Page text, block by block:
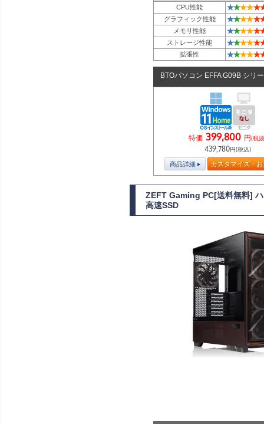
CPU性能
★★★★★
グラフィック性能 ★★★★★
メモリ性能 ★★★★★
ストレージ性能 ★★★★★
拡張性 ★★★★★
BTOパソコン EFFA G09B シリ
特価 399,800 円(税
439,780円(税込)
商品詳細 カスタマイズ・
ZEFT Gaming PC[送料無料]
高速SSD